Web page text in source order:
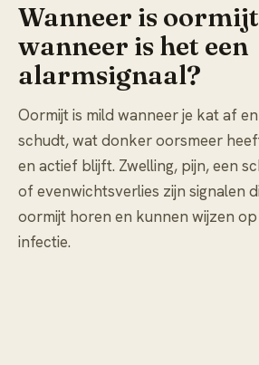
Wanneer is
wanneer is het een
alarmsignaal?
Oormijt is mild wanneer je kat af
schudt, wat donker oorsmeer
en actief blijft. Zwelling, pijn, een
of evenwichtsverlies zijn signalen
oormijt horen en kunnen wijzen
infectie.